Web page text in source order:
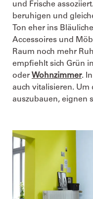
und Frische
beruhigen und
Ton eher ins
Accessoires und
Raum noch mehr
empfiehlt sich Grün
oder Wohnzimmer.
auch vitalisieren. Um
auszubauen, eignen